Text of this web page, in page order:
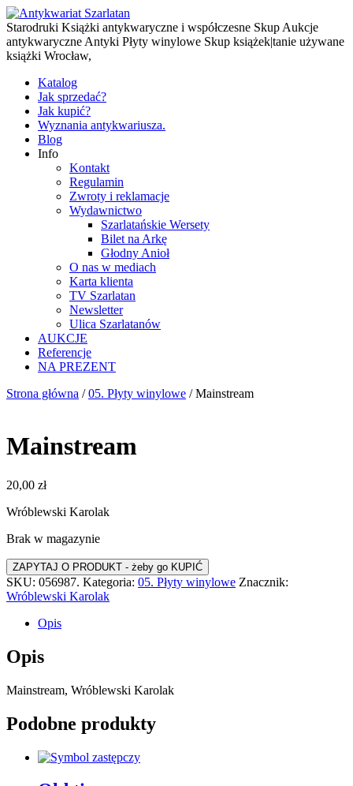
Starodruki Książki antykwaryczne i współczesne Skup Aukcje
antykwaryczne Antyki Płyty winylowe Skup książek|tanie używane
książki Wrocław,
Katalog
Jak sprzedać?
Jak kupić?
Wyznania antykwariusza.
Blog
Info
Kontakt
Regulamin
Zwroty i reklamacje
Wydawnictwo
Szarlatańskie Wersety
Bilet na Arkę
Głodny Anioł
O nas w mediach
Karta klienta
TV Szarlatan
Newsletter
Ulica Szarlatanów
AUKCJE
Referencje
NA PREZENT
Strona główna /05. Płyty winylowe / Mainstream
Mainstream
20,00 zł
Wróblewski Karolak
Brak w magazynie
SKU: 056987. Kategoria: 05. Płyty winylowe Znacznik:
Wróblewski Karolak
Opis
Opis
Mainstream, Wróblewski Karolak
Podobne produkty